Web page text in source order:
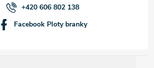
+420 606 802 138
Facebook Ploty branky